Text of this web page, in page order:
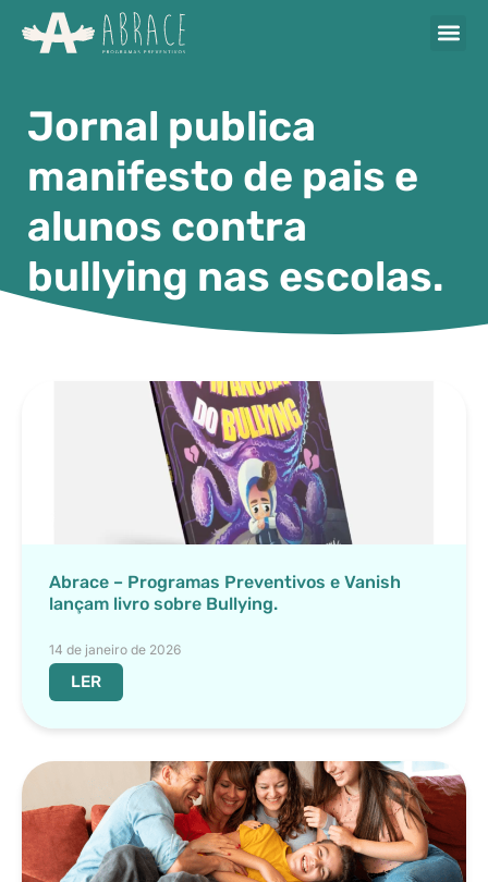
Jornal publica
manifesto de pais e
alunos contra
bullying nas escolas.
Abrace – Programas Preventivos e Vanish
lançam livro sobre Bullying.
14 de janeiro de 2026
LER